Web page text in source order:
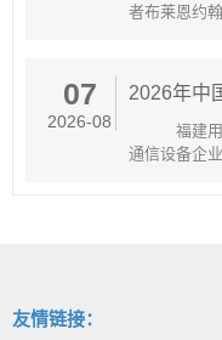
者布莱恩约
07
2026-08
福建用户
通信设备企
友情链接：